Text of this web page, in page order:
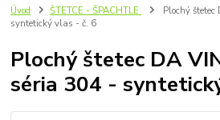
Úvod ŠTETCE - ŠPACHTLE
Plochý
syntetický vlas - č. 6
Plochý štetec DA
séria 304 -